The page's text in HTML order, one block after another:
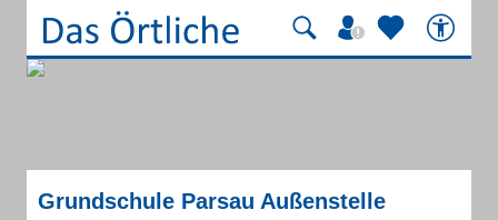
Grundschule Parsau Außenstelle